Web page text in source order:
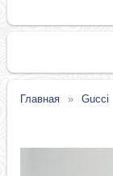
Главная Gucci